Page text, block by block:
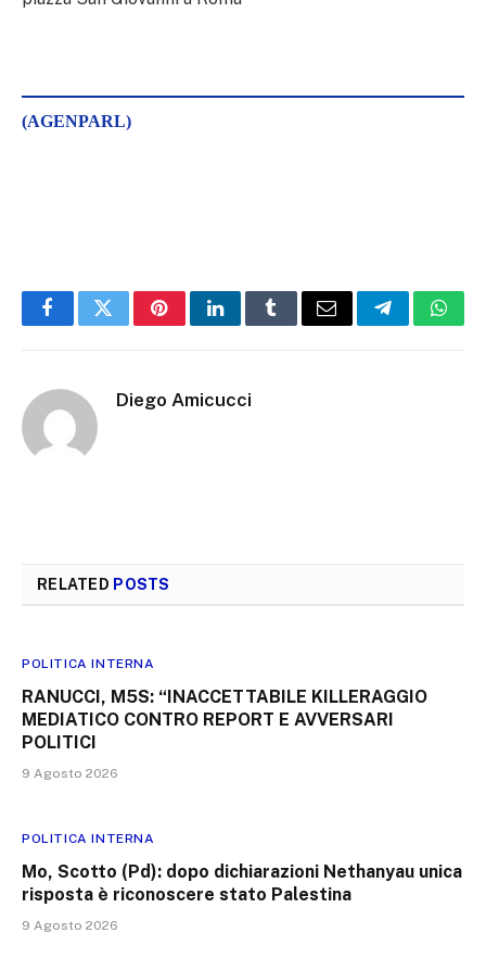
(AGENPARL)
FacebookTwitterPinterestLinkedInTumblrEmail Telegram
Diego Amicucci
RELATED POSTS
POLITICA INTERNA
RANUCCI, M5S: “INACCETTABILE KILLERAGGIO
MEDIATICO CONTRO REPORT E AVVERSARI
POLITICI
9 Agosto 2026
POLITICA INTERNA
Mo, Scotto (Pd): dopo dichiarazioni Nethanyau unica
risposta è riconoscere stato Palestina
9 Agosto 2026